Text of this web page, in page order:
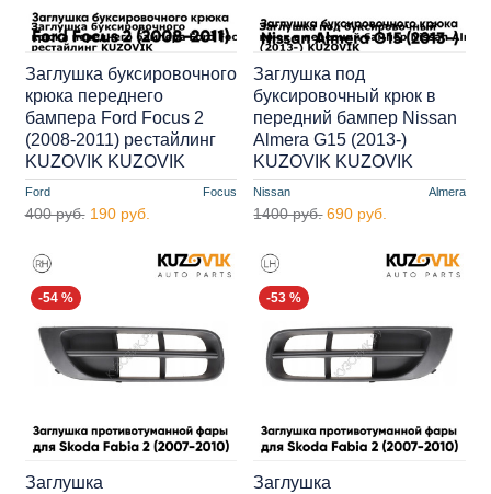
Ford Focus
Заглушка буксировочного
крюка переднего
бампера Ford Focus 2
(2008-2011) рестайлинг
KUZOVIK KUZOVIK
400 руб. 190 руб.
Nissan Almera
Заглушка под
буксировочный крюк в
передний бампер Nissan
Almera G15 (2013-)
KUZOVIK KUZOVIK
1400 руб. 690 руб.
-54 %
Заглушка
-53 %
Заглушка